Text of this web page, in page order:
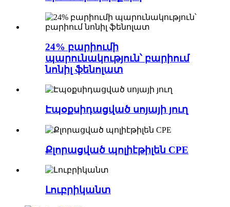
24% բարիումի
պարունակություն՝ բարիում
նոնիլ ֆենոլատ
Էպօքսիդացված սոյայի յուղ
Քլորացված պոլիէթիլեն CPE
Լուբրիկանտ